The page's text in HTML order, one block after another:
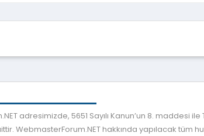
adresimizde, 5651 Sayılı Kanun’un 8. maddesi
WebmasterForum.NET hakkında yapılacak tüm